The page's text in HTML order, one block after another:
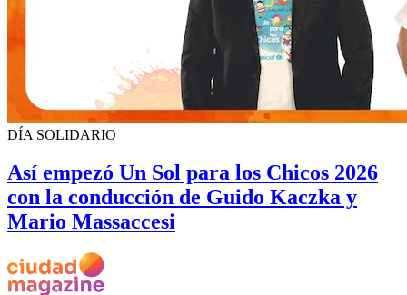
DÍA SOLIDARIO
Así empezó Un Sol para los Chicos 2026
con la conducción de Guido Kaczka y
Mario Massaccesi